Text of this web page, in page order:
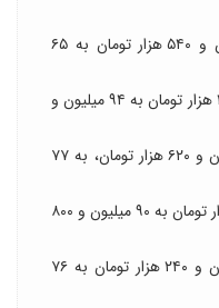
وانت ۱۵۱ معمولی از ۴۸ میلیون و ۵۴۰ هزار تومان به ۶۵
کوییک معمولی از ۷۹ میلیون و ۴۰۰ هزار تومان به ۹۴ میلیون و
تیبا ۲ (رینگ فولادی) از ۶۰ میلیون و ۶۲۰ هزار تومان، به ۷۷
تیبا ۲ پلاس از ۷۵ میلیون و ۶۰۰ هزار تومان به ۹۰ میلیون و ۸۰۰
ساینا (رینگ فولادی) از ۶۱ میلیون و ۲۴۰ هزار تومان به ۷۶